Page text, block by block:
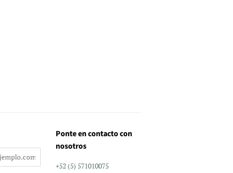
Ponte en contacto con
nosotros
+52 (5) 571010075